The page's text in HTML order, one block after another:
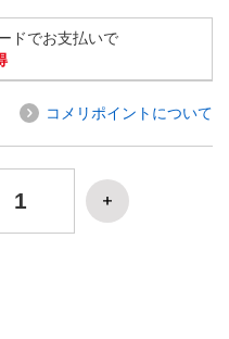
ドでお支払いで
コメリポイントについて